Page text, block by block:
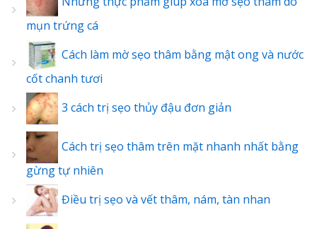
mụn trứng cá
Cách làm mờ sẹo thâm bằng mật ong và nước
cốt chanh tươi
3 cách trị sẹo thủy đậu đơn giản
Cách trị sẹo thâm trên mặt nhanh nhất bằng
gừng tự nhiên
Điều trị sẹo và vết thâm, nám, tàn nhan